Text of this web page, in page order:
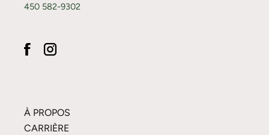
450 582-9302
À PROPOS
CARRIÈRE